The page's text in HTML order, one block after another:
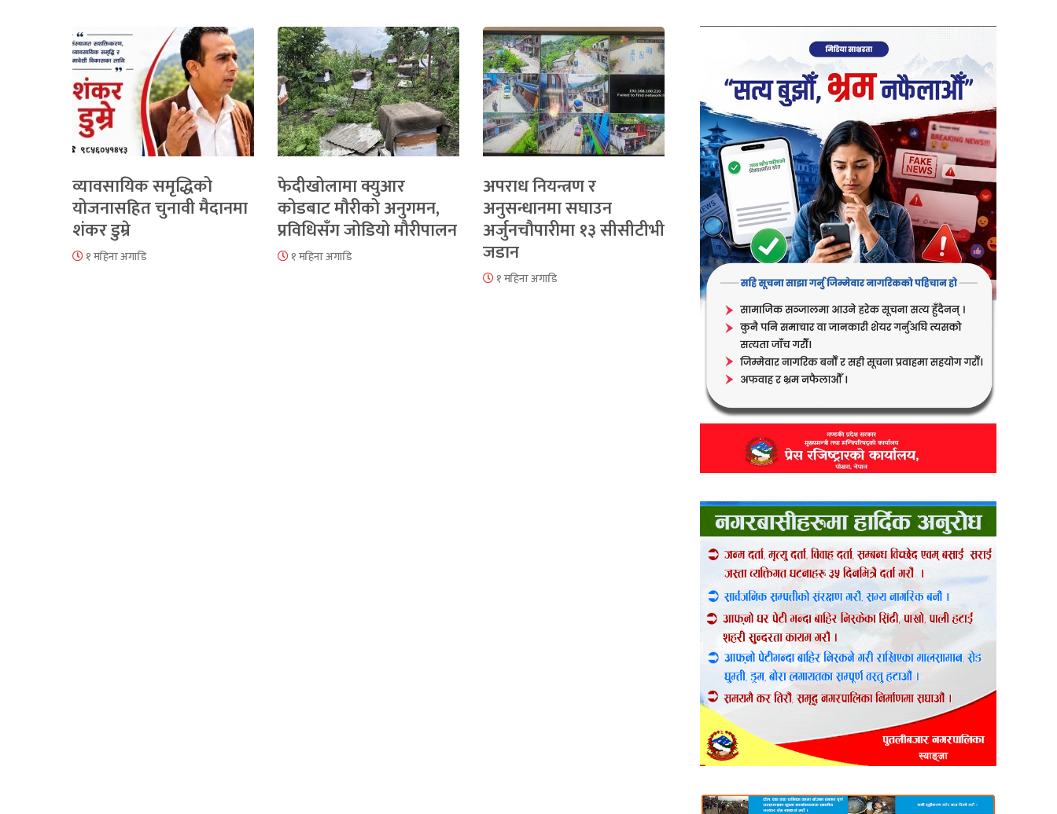
व्यावसायिक समृद्धिको
योजनासहित चुनावी मैदानमा
शंकर डुम्रे
१ महिना अगाडि
फेदीखोलामा क्युआर
कोडबाट मौरीको अनुगमन,
प्रविधिसँग जोडियो मौरीपालन
१ महिना अगाडि
अपराध नियन्त्रण र
अनुसन्धानमा सघाउन
अर्जुनचौपारीमा १३ सीसीटीभी
जडान
१ महिना अगाडि